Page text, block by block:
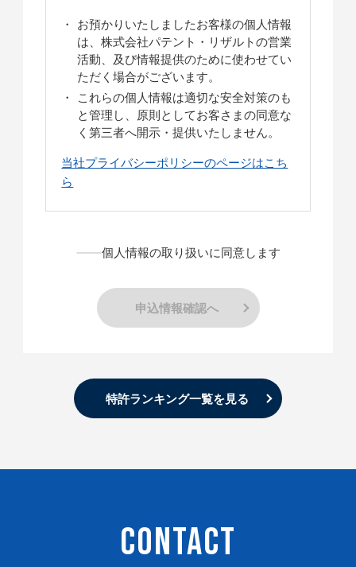
お預かりいたしましたお客様の個人情報
は、株式会社パテント・リザルトの営業
活動、及び情報提供のために使わせてい
ただく場合がございます。
これらの個人情報は適切な安全対策のも
と管理し、原則としてお客さまの同意な
く第三者へ開示・提供いたしません。
当社プライバシーポリシーのページはこち
ら
個人情報の取り扱いに同意します
申込情報確認へ
特許ランキング一覧を見る
CONTACT